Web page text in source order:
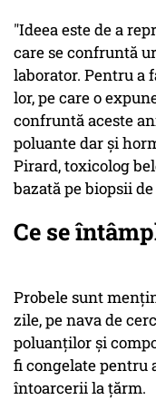
"Ideea este de a
care se confruntă
laborator. Pentru a
lor, pe care o
confruntă aceste
poluante dar şi
Pirard, toxicolog
bazată pe biopsii
Ce se
Probele sunt
zile, pe nava de
poluanţilor şi
fi congelate pentru
întoarcerii la ţărm.